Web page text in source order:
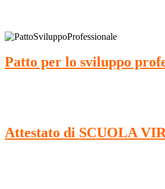
Patto per lo sviluppo
Attestato di SCUOLA